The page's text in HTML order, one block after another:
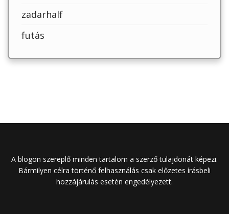
zadarhalf
futás
A blogon szereplő minden tartalom a szerző tulajdonát képezi.
Bármilyen célra történő felhasználás csak előzetes írásbeli
hozzájárulás esetén engedélyezett.